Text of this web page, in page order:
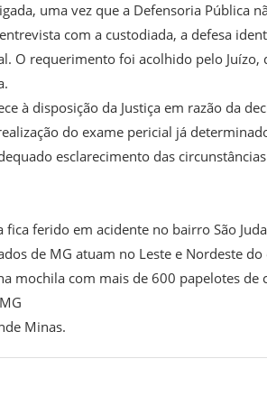
uma vez que a Defensoria Pública
com a custodiada, a defesa
O requerimento foi acolhido pelo
à disposição da Justiça em razão da
do exame pericial já
esclarecimento das
ferido em acidente no bairro São
de MG atuam no Leste e Nordeste do
mochila com mais de 600 papelotes de
Minas.